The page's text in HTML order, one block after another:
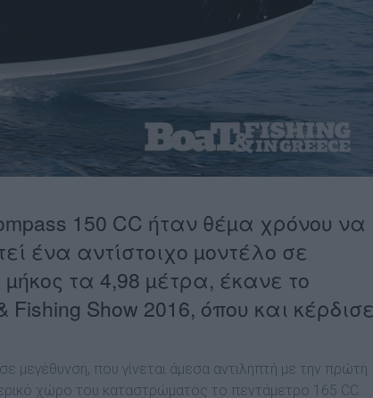
150 CC ήταν θέµα χρόνου να
ένα αντίστοιχο µοντέλο σε
τα 4,98 µέτρα, έκανε το
Fishing Show 2016, όπου και
µεγέθυνση, που γίνεται άµεσα αντιληπτή µε την πρώτη
χώρο του καταστρώµατος το πεντάµετρο 165 CC